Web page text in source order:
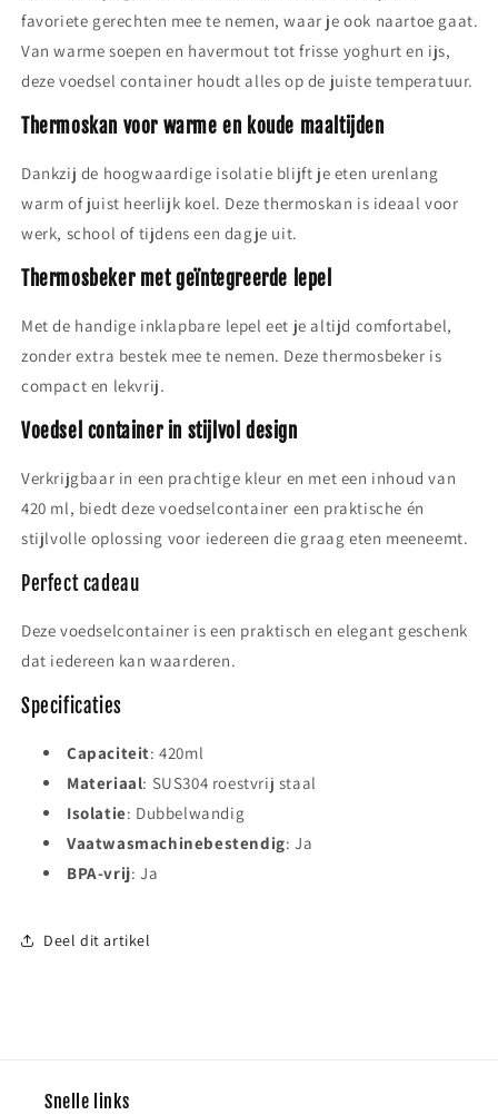
favoriete gerechten mee te nemen, waar je ook naartoe gaat.
Van warme soepen en havermout tot frisse yoghurt en ijs,
deze voedsel container houdt alles op de juiste temperatuur.
Thermoskan voor warme en koude maaltijden
Dankzij de hoogwaardige isolatie blijft je eten urenlang
warm of juist heerlijk koel. Deze thermoskan is ideaal voor
werk, school of tijdens een dagje uit.
Thermosbeker met geïntegreerde lepel
Met de handige inklapbare lepel eet je altijd comfortabel,
zonder extra bestek mee te nemen. Deze thermosbeker is
compact en lekvrij.
Voedsel container in stijlvol design
Verkrijgbaar in een prachtige kleur en met een inhoud van
420 ml, biedt deze voedselcontainer een praktische én
stijlvolle oplossing voor iedereen die graag eten meeneemt.
Perfect cadeau
Deze voedselcontainer is een praktisch en elegant geschenk
dat iedereen kan waarderen.
Specificaties
Capaciteit: 420ml
Materiaal: SUS304 roestvrij staal
Isolatie: Dubbelwandig
Vaatwasmachinebestendig: Ja
BPA-vrij: Ja
Deel dit artikel
Snelle links